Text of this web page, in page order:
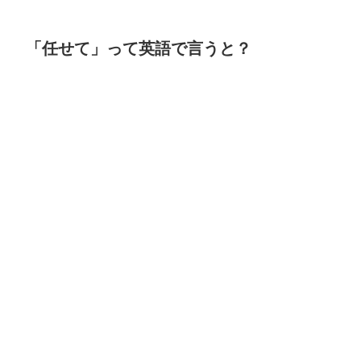
「任せて」って英語で言うと？